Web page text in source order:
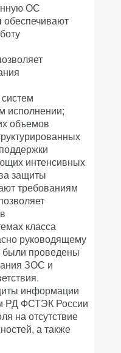
ОС
исполнении;
объемов
интенсивных
защиты
требованиям
класса
руководящему
были проведены
ЗОС и
информации
РД ФСТЭК России
на отсутствие
а также